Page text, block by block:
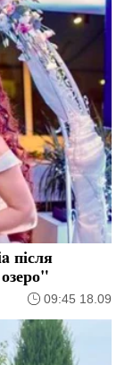
після
09:45 18.09